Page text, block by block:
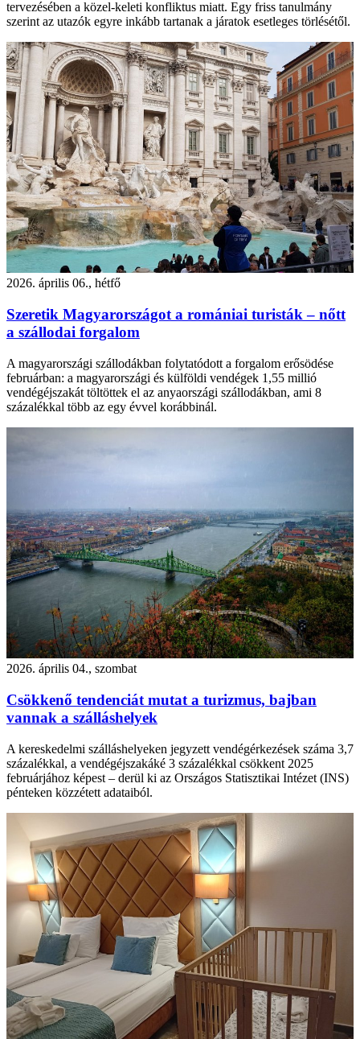
tervezésében a közel-keleti konfliktus miatt. Egy friss tanulmány
szerint az utazók egyre inkább tartanak a járatok esetleges törlésétől.
2026. április 06., hétfő
Szeretik Magyarországot a romániai turisták – nőtt
a szállodai forgalom
A magyarországi szállodákban folytatódott a forgalom erősödése
februárban: a magyarországi és külföldi vendégek 1,55 millió
vendégéjszakát töltöttek el az anyaországi szállodákban, ami 8
százalékkal több az egy évvel korábbinál.
2026. április 04., szombat
Csökkenő tendenciát mutat a turizmus, bajban
vannak a szálláshelyek
A kereskedelmi szálláshelyeken jegyzett vendégérkezések száma 3,7
százalékkal, a vendégéjszakáké 3 százalékkal csökkent 2025
februárjához képest – derül ki az Országos Statisztikai Intézet (INS)
pénteken közzétett adataiból.